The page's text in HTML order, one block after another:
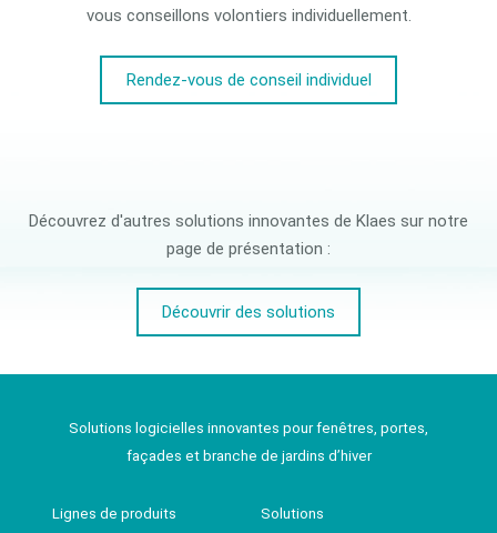
vous conseillons volontiers individuellement.
Rendez-vous de conseil individuel
Découvrez d'autres solutions innovantes de Klaes sur notre
page de présentation :
Découvrir des solutions
Solutions logicielles innovantes pour fenêtres, portes,
façades et branche de jardins d’hiver
Lignes de produits Solutions